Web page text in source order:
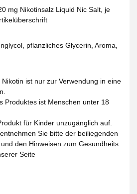
mg Nikotinsalz Liquid Nic Salt, je
pflanzliches Glycerin, Aroma,
ist nur zur Verwendung in eine
Produktes ist Menschen unter 18
für Kinder unzugänglich auf.
Sie bitte der beiliegenden
den Hinweisen zum Gesundheits
Seite